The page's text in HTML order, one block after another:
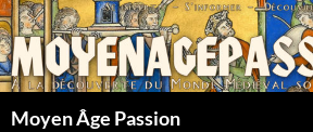
Aller
au
contenu
Moyen Âge Passion